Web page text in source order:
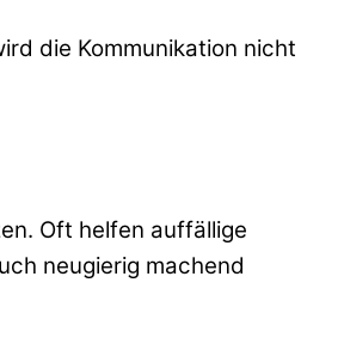
die Kommunikation nicht
Oft helfen auffällige
neugierig machend